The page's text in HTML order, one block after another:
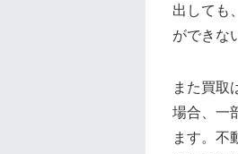
出しても
ができな
また買取
場合、一
ます。不